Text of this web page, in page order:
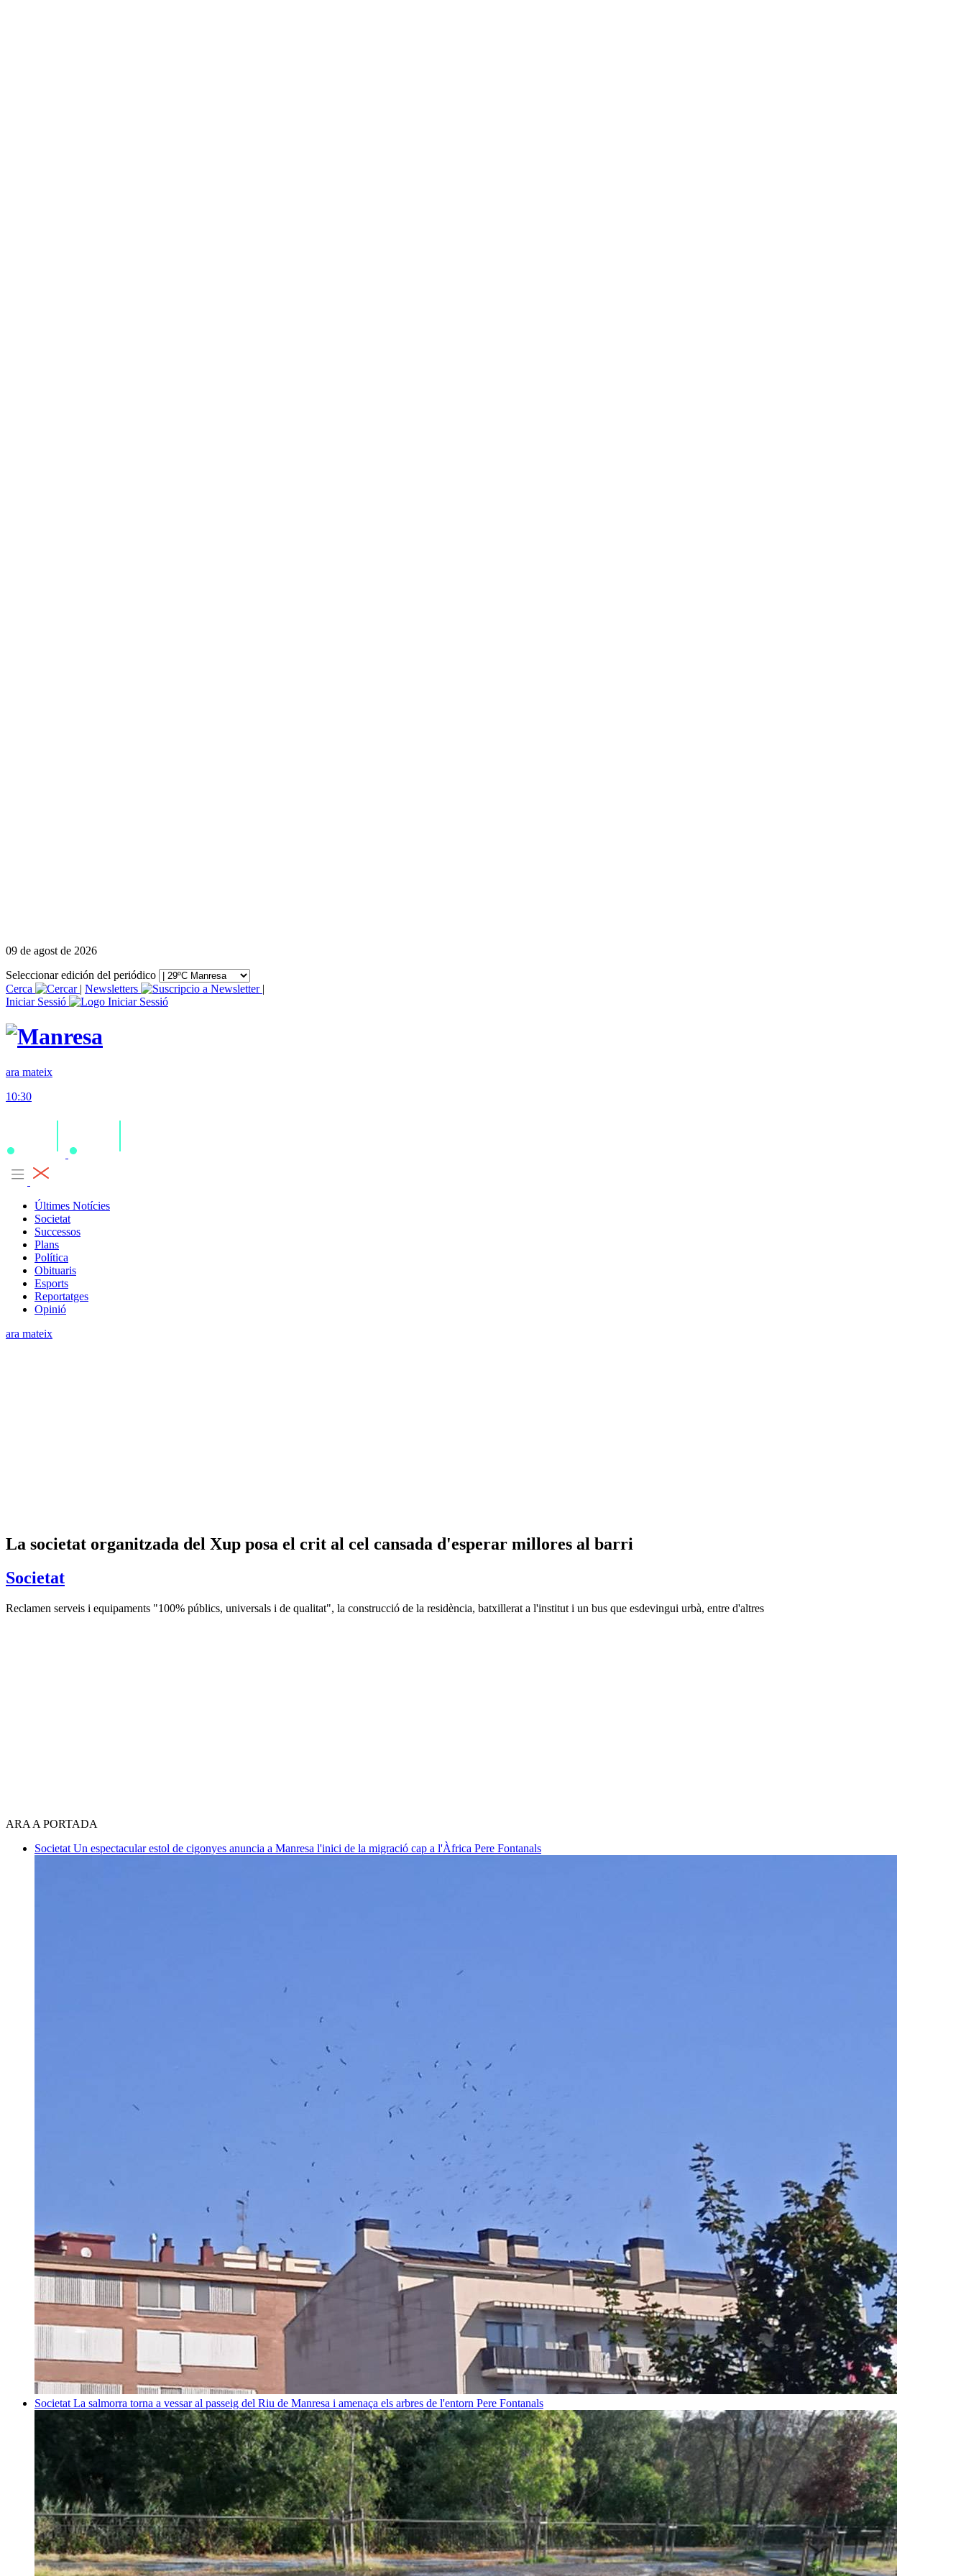
09 de agost de 2026
Seleccionar edición del periódico
Cerca
| Newsletters
|
Iniciar Sessió
ara mateix
10:30
Últimes Notícies
Societat
Successos
Plans
Política
Obituaris
Esports
Reportatges
Opinió
ara mateix
La societat organitzada del Xup posa el crit al cel cansada d'esperar millores al barri
Societat
Reclamen serveis i equipaments "100% públics, universals i de qualitat", la construcció de la residència, batxillerat a l'institut i un bus que esdevingui urbà, entre d'altres
ARA A PORTADA
Societat Un espectacular estol de cigonyes anuncia a Manresa l'inici de la migració cap a l'Àfrica Pere Fontanals
Societat La salmorra torna a vessar al passeig del Riu de Manresa i amenaça els arbres de l'entorn Pere Fontanals